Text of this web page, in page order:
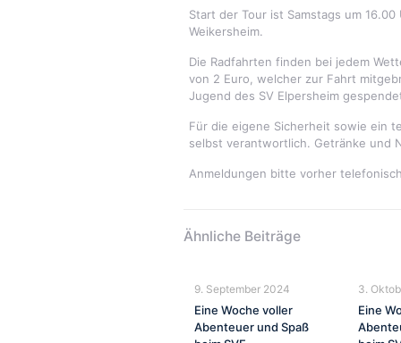
Start der Tour ist Samstags um
Weikersheim.
Die Radfahrten finden bei jedem
von 2 Euro, welcher zur Fahrt
Jugend des SV Elpersheim
Für die eigene Sicherheit sowie ein
selbst verantwortlich. Getränke und
Anmeldungen bitte vorher
Ähnliche Beiträge
9. September 2024
Eine Woche voller
Abenteuer und Spaß
3.
Eine